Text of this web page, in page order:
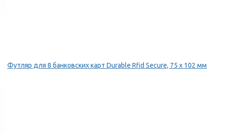
Футляр для 8 банковских карт Durable Rfid Secure, 75 х 102 мм